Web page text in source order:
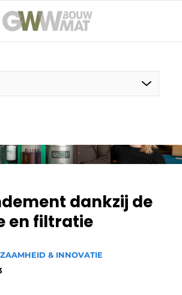
NL EN
dankzij de
en filtratie
& INNOVATIE